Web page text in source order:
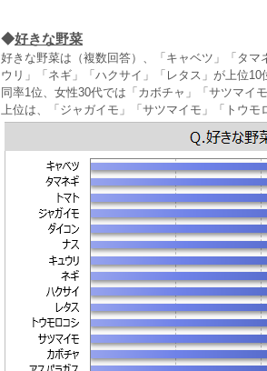
◆好きな野菜
好きな野菜は（複数回答）、「キャベツ」「タ
ウリ」「ネギ」「ハクサイ」「レタス」が上位
同率1位、女性30代では「カボチャ」「サツマイ
上位は、「ジャガイモ」「サツマイモ」「トウモ